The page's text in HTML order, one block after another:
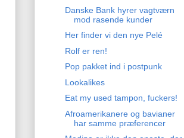
Danske Bank hyrer vagtværn
mod rasende kunder
Her finder vi den nye Pelé
Rolf er ren!
Pop pakket ind i postpunk
Lookalikes
Eat my used tampon, fuckers!
Afroamerikanere og bavianer
har samme præferencer